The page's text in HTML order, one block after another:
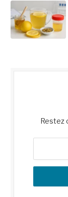
Restez